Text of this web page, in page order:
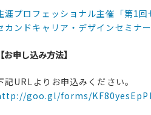
涯プロフェッショナル主催「第1
カンドキャリア・デザインセミナ
【お申し込み方法】
記URLよりお申込みください。
goo.gl/forms/